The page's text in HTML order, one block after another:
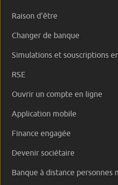
Raison d'être
Changer de banque
Simulations et souscriptions
RSE
Ouvrir un compte en ligne
Application mobile
Finance engagée
Devenir sociétaire
Banque à distance personnes